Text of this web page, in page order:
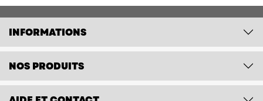
AIDE ET CONTACT
SUIVEZ-NOUS
Marchand approuvé par la Société des Avis Garantis,
cliquez ici